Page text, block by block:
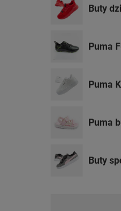
Buty
Puma
Puma
Puma
Buty